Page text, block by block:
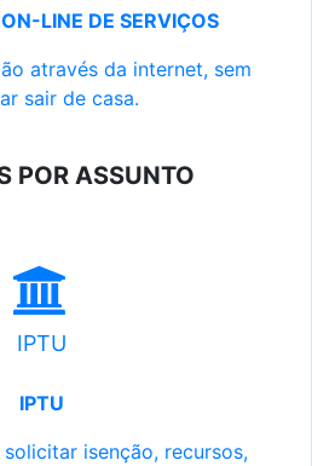
LINE DE SERVIÇOS
através da internet, sem
sair de casa.
POR ASSUNTO
IPTU
IPTU
isenção, recursos,